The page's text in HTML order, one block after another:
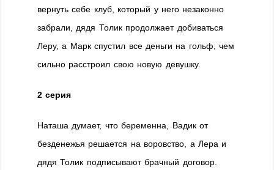
вернуть себе клуб, который у него незаконно
забрали, дядя Толик продолжает добиваться
Леру, а Марк спустил все деньги на гольф, чем
сильно расстроил свою новую девушку.
2 серия
Наташа думает, что беременна, Вадик от
безденежья решается на воровство, а Лера и
дядя Толик подписывают брачный договор.